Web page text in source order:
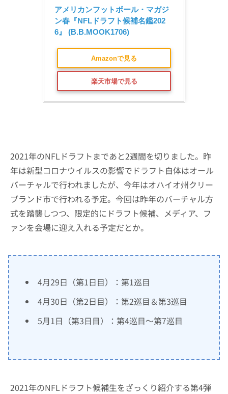
アメリカンフットボール・マガジ
ン春『NFLドラフト候補名鑑202
6』 (B.B.MOOK1706)
Amazonで見る
楽天市場で見る
2021年のNFLドラフトまであと2週間を切りました。昨
年は新型コロナウイルスの影響でドラフト自体はオール
バーチャルで行われましたが、今年はオハイオ州クリー
ブランド市で行われる予定。今回は昨年のバーチャル方
式を踏襲しつつ、限定的にドラフト候補、メディア、フ
ァンを会場に迎え入れる予定だとか。
4月29日（第1日目）：第1巡目
4月30日（第2日目）：第2巡目＆第3巡目
5月1日（第3日目）：第4巡目〜第7巡目
2021年のNFLドラフト候補生をざっくり紹介する第4弾